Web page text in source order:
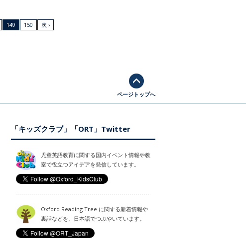
149 150 次 ›
ページトップへ
「キッズクラブ」「ORT」Twitter
児童英語教育に関する国内イベント情報や教
室で役立つアイデアを発信しています。
Oxford Reading Tree に関する新着情報や
裏話などを、日本語でつぶやいています。